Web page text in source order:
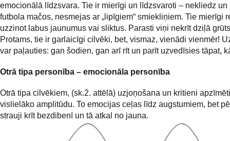
emocionālā līdzsvara. Tie ir mierīgi un līdzsvaroti – nekliedz un
futbola mačos, nesmejas ar „lipīgiem“ smiekliņiem. Tie mierīgi
uzzinot labus jaunumus vai sliktus. Parasti viņi nekrīt dziļā
Protams, tie ir garlaicīgi cilvēki, bet, vismaz, vienādi vienmēr!
var paļauties: gan šodien, gan arī rīt un parīt uzvedīsies tāpat,
Otrā tipa personība – emocionāla personība
Otrā tipa cilvēkiem, (sk.2. attēlā) uzjoņošana un kritieni
vislielāko amplitūdu. To emocijas ceļas līdz augstumiem, bet
strauji krīt bezdibenī un tā atkal no jauna.